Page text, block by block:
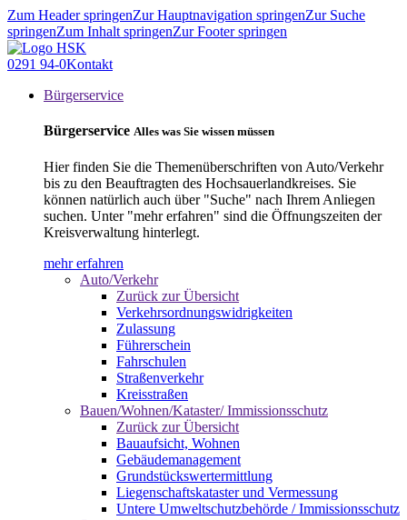
Zum Header springenZur Hauptnavigation springenZur Suche
springenZum Inhalt springenZur Footer springen
0291 94-0Kontakt
Bürgerservice
Bürgerservice Alles was Sie wissen müssen
Hier finden Sie die Themenüberschriften von Auto/Verkehr
bis zu den Beauftragten des Hochsauerlandkreises. Sie
können natürlich auch über "Suche" nach Ihrem Anliegen
suchen. Unter "mehr erfahren" sind die Öffnungszeiten der
Kreisverwaltung hinterlegt.
mehr erfahren
Auto/Verkehr
Zurück zur Übersicht
Verkehrsordnungswidrigkeiten
Zulassung
Führerschein
Fahrschulen
Straßenverkehr
Kreisstraßen
Bauen/Wohnen/Kataster/ Immissionsschutz
Zurück zur Übersicht
Bauaufsicht, Wohnen
Gebäudemanagement
Grundstückswertermittlung
Liegenschaftskataster und Vermessung
Untere Umweltschutzbehörde / Immissionsschutz